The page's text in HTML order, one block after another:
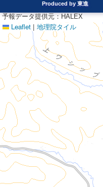
Produced by 東進
Leaflet | 地理院タイル
予報データ提供元：HALEX